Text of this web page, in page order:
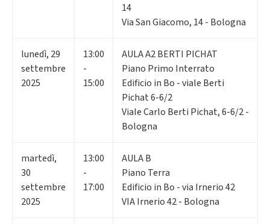
14
Via San Giacomo, 14 - Bologna
lunedì, 29
settembre
2025
13:00
-
15:00
AULA A2 BERTI PICHAT
Piano Primo Interrato
Edificio in Bo - viale Berti
Pichat 6-6/2
Viale Carlo Berti Pichat, 6-6/2 -
Bologna
martedì,
30
settembre
2025
13:00
-
17:00
AULA B
Piano Terra
Edificio in Bo - via Irnerio 42
VIA Irnerio 42 - Bologna